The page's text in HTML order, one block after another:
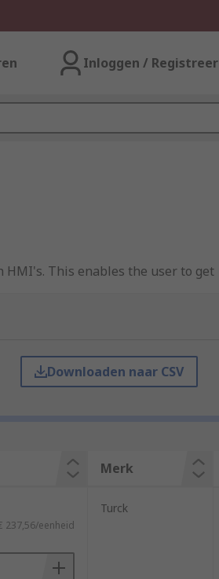
Inloggen / Registreer
HMI's. This enables the user to get
of accessories including:
Downloaden naar CSV
Merk
237,56/eenheid
Turck